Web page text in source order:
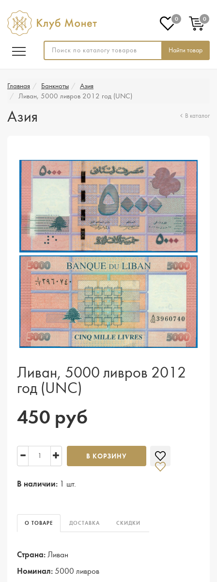
Найти товар
0 0
Главная Банкноты
Азия
Ливан, 5000 ливров 2012 год (UNC)
Азия В каталог
Ливан, 5000 ливров 2012
год (UNC)
450 руб
В КОРЗИНУ
В наличии: 1 шт.
О ТОВАРЕ ДОСТАВКА СКИДКИ
Страна: Ливан
Номинал: 5000 ливров